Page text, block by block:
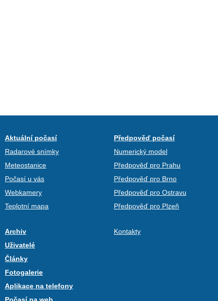
Aktuální počasí
Radarové snímky
Meteostanice
Počasí u vás
Webkamery
Teplotní mapa
Předpověď počasí
Numerický model
Předpověď pro Prahu
Předpověď pro Brno
Předpověď pro Ostravu
Předpověď pro Plzeň
Archiv
Uživatelé
Články
Fotogalerie
Aplikace na telefony
Kontakty